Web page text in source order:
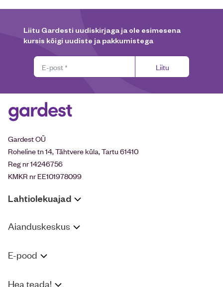
Liitu Gardesti uudiskirjaga ja ole esimesena
kursis kõigi uudiste ja pakkumistega
Liitu
Gardest OÜ
Roheline tn 14, Tähtvere küla, Tartu 61410
Reg nr 14246756
KMKR nr EE101978099
Lahtiolekuajad
Aianduskeskus
E-pood
Hea teada!